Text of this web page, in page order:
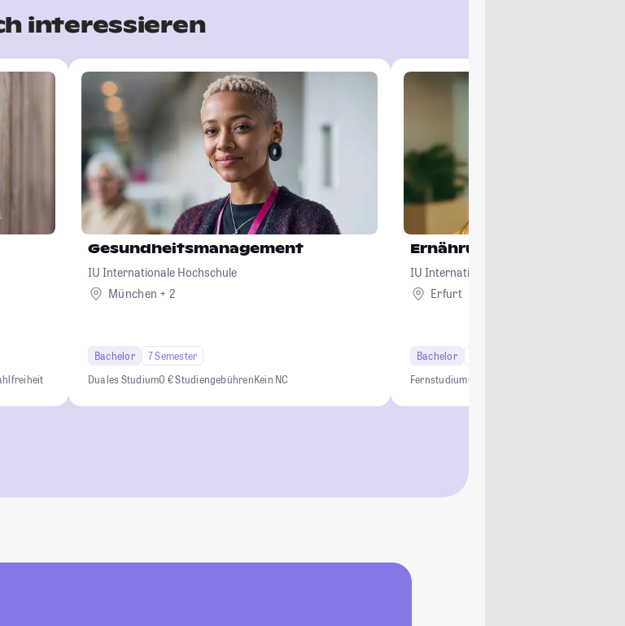
interessieren
Gesundheitsmanagement
IU Internationale Hochschule
München + 2
Bachelor
7 Semester
Duales Studium0 € StudiengebührenKein NC
IU Internationale Hochschule
Erfurt
Bachelor
FernstudiumOnline Studium